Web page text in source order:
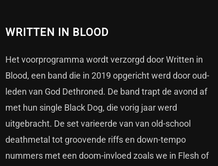
WRITTEN IN BLOOD
Het voorprogramma wordt verzorgd door Written in
Blood, een band die in 2019 opgericht werd door oud-
leden van God Dethroned. De band trapt de avond af
met hun single Black Dog, die vorig jaar werd
uitgebracht. De set varieerde van van old-school
deathmetal tot groovende riffs en down-tempo
nummers met een doom-invloed zoals we in Flesh of